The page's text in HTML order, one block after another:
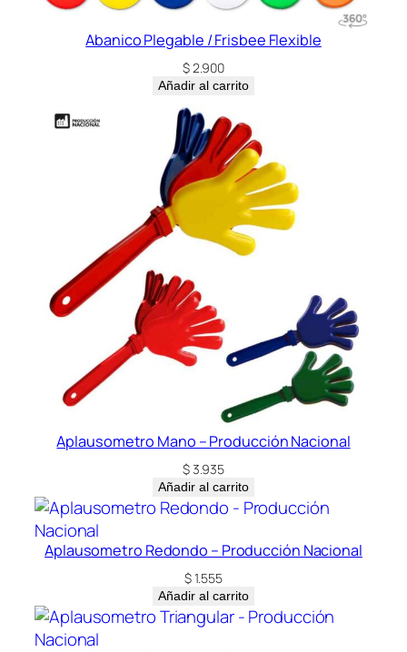
Abanico Plegable / Frisbee Flexible
$2.900
Añadir al carrito
Aplausometro Mano – Producción Nacional
$3.935
Añadir al carrito
Aplausometro Redondo – Producción Nacional
$1.555
Añadir al carrito